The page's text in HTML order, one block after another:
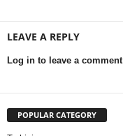
LEAVE A REPLY
Log in to leave a comment
POPULAR CATEGORY